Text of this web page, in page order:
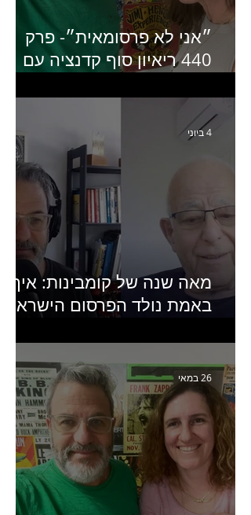
״אני לא פרסומאית״- פרק
440 ריאיון סוף קדנציה עם
מנכ״לית באומן בר ריבנאי
מאה שנה של קומבינות: איך
באמת נולד הפרסום
מחבר הספר "מסע פרסום:
פרקים בחיי הפרסום
4 ביוני
26 במאי